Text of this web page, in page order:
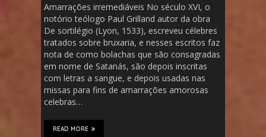
Amarrações irremediáveis No século XVI, o
notório teólogo Paul Grilland autor da obra
De sortilégio (Lyon, 1533), escreveu célebres
tratados sobre bruxaria, e nesses escritos faz
nota de como bolachas que são consagradas
em nome de Satanás, são depois inscritas
com letras a sangue, e depois usadas nas
missas para fins de amarrações amorosas
celebras…
READ MORE